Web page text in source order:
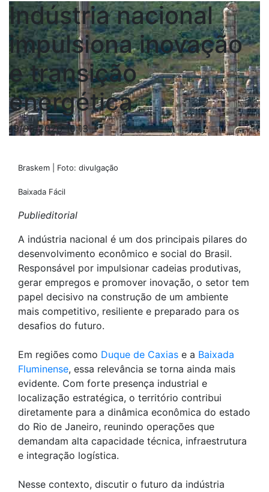
Indústria nacional
impulsiona inovação
e transição
energética
19/05/2026 10:13
Braskem | Foto: divulgação
Baixada Fácil
Publieditorial
A indústria nacional é um dos principais pilares do
desenvolvimento econômico e social do Brasil.
Responsável por impulsionar cadeias produtivas,
gerar empregos e promover inovação, o setor tem
papel decisivo na construção de um ambiente
mais competitivo, resiliente e preparado para os
desafios do futuro.
Em regiões como Duque de Caxias e a Baixada
Fluminense, essa relevância se torna ainda mais
evidente. Com forte presença industrial e
localização estratégica, o território contribui
diretamente para a dinâmica econômica do estado
do Rio de Janeiro, reunindo operações que
demandam alta capacidade técnica, infraestrutura
e integração logística.
Nesse contexto, discutir o futuro da indústria